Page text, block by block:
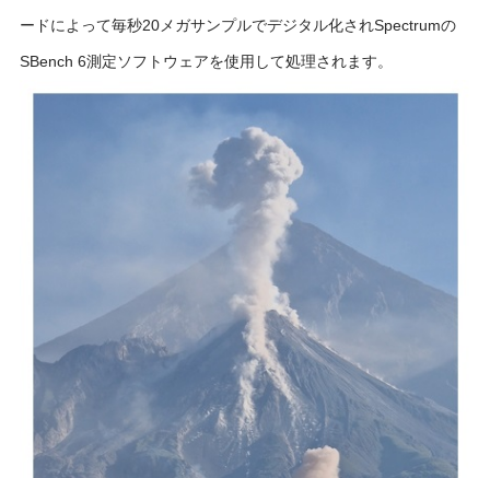
ードによって毎秒20メガサンプルでデジタル化されSpectrumの
SBench 6測定ソフトウェアを使用して処理されます。